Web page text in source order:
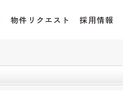
物件リクエスト 採用情報